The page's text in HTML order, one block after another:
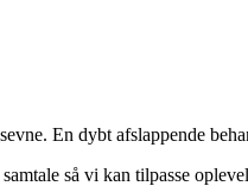
En dybt afslappende
så vi kan tilpasse